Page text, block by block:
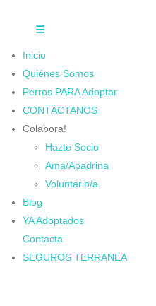
Inicio
Quiénes Somos
Perros PARA Adoptar
CONTÁCTANOS
Colabora!
Hazte Socio
Ama/Apadrina
Voluntario/a
Blog
YA Adoptados
Contacta
SEGUROS TERRANEA